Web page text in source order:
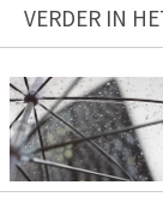
VERDER IN